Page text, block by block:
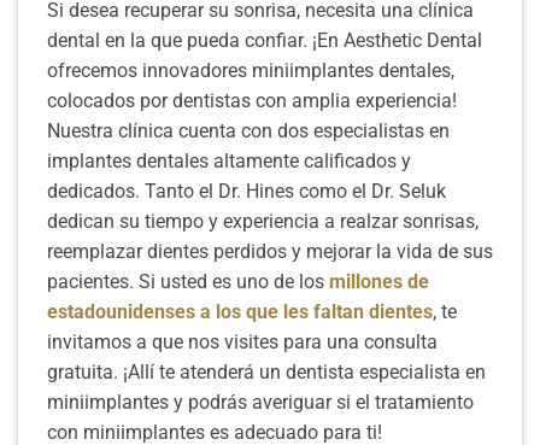
Si desea recuperar su sonrisa, necesita una clínica
dental en la que pueda confiar. ¡En Aesthetic Dental
ofrecemos innovadores miniimplantes dentales,
colocados por dentistas con amplia experiencia!
Nuestra clínica cuenta con dos especialistas en
implantes dentales altamente calificados y
dedicados. Tanto el Dr. Hines como el Dr. Seluk
dedican su tiempo y experiencia a realzar sonrisas,
reemplazar dientes perdidos y mejorar la vida de sus
pacientes. Si usted es uno de los millones de
estadounidenses a los que les faltan dientes, te
invitamos a que nos visites para una consulta
gratuita. ¡Allí te atenderá un dentista especialista en
miniimplantes y podrás averiguar si el tratamiento
con miniimplantes es adecuado para ti!